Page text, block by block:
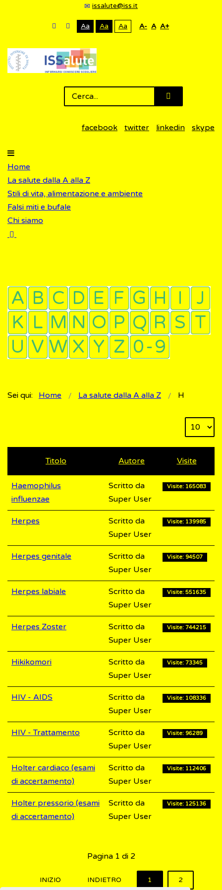
issalute@iss.it
Aa Aa Aa A- A A+
facebook twitter linkedin skype
Home
La salute dalla A alla Z
Stili di vita, alimentazione e ambiente
Falsi miti e bufale
Chi siamo
Sei qui: Home La salute dalla A alla Z H
Titolo Autore Visite
Haemophilus
influenzae
Scritto da
Super User
Visite: 165083
Herpes
Scritto da
Super User
Visite: 139985
Herpes genitale
Scritto da
Super User
Visite: 94507
Herpes labiale
Scritto da
Super User
Visite: 551635
Herpes Zoster
Scritto da
Super User
Visite: 744215
Hikikomori
Scritto da
Super User
Visite: 73345
HIV - AIDS
Scritto da
Super User
Visite: 108336
HIV - Trattamento
Scritto da
Super User
Visite: 96289
Holter cardiaco (esami
di accertamento)
Scritto da
Super User
Visite: 112406
Holter pressorio (esami
di accertamento)
Scritto da
Super User
Visite: 125136
Pagina 1 di 2
INIZIO INDIETRO 1 2